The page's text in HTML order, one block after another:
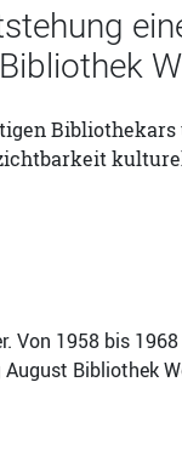
Von 1958 bis
Bibliothek